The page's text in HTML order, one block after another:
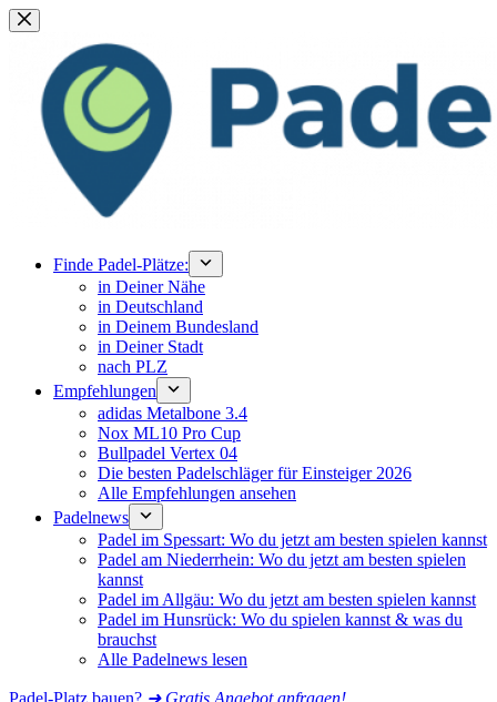
Zum
Inhalt
springen
Finde Padel-Plätze:
in Deiner Nähe
in Deutschland
in Deinem Bundesland
in Deiner Stadt
nach PLZ
Empfehlungen
adidas Metalbone 3.4
Nox ML10 Pro Cup
Bullpadel Vertex 04
Die besten Padelschläger für Einsteiger 2026
Alle Empfehlungen ansehen
Padelnews
Padel im Spessart: Wo du jetzt am besten spielen kannst
Padel am Niederrhein: Wo du jetzt am besten spielen
kannst
Padel im Allgäu: Wo du jetzt am besten spielen kannst
Padel im Hunsrück: Wo du spielen kannst & was du
brauchst
Alle Padelnews lesen
Padel-Platz bauen? ➜ Gratis Angebot anfragen!